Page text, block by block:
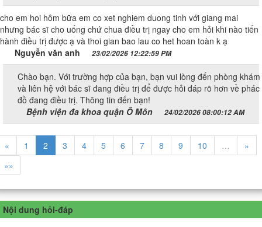
cho em hoi hôm bữa em co xet nghiem duong tinh với giang mai
nhưng bác sĩ cho uống chứ chua điều trị ngay cho em hỏi khi nào tiến
hành điều trị được ạ và thoi gian bao lau co het hoan toàn k ạ
Nguyễn văn anh 23/02/2026 12:22:59 PM
Chào bạn. Với trường hợp của bạn, bạn vui lòng đến phòng khám
và liên hệ với bác sĩ đang điều trị để được hỏi đáp rõ hơn về phác
đồ đang điều trị. Thông tin đến bạn!
Bệnh viện đa khoa quận Ô Môn
24/02/2026 08:00:12 AM
« 1 2 3 4 5 6 7 8 9 10 …
»
»»
Nội dung hỏi-đáp